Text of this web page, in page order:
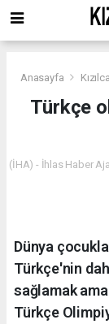
Anasayfa
Türkçe
(İHA) - İhlas Haber
Dünya
Türkçe'nin
sağlamak
Türkçe